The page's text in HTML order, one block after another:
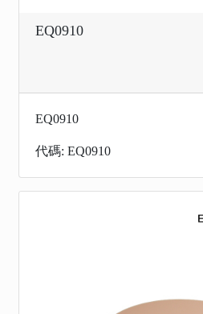
EQ0910
EQ0910
代碼: EQ0910